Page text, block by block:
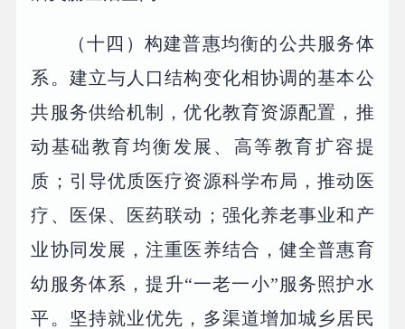
（十四）构建普惠均衡的公共服务体
系。建立与人口结构变化相协调的基本公
共服务供给机制，优化教育资源配置，推
动基础教育均衡发展、高等教育扩容提
质；引导优质医疗资源科学布局，推动医
疗、医保、医药联动；强化养老事业和产
业协同发展，注重医养结合，健全普惠育
幼服务体系，提升“一老一小”服务照护水
平。坚持就业优先，多渠道增加城乡居民